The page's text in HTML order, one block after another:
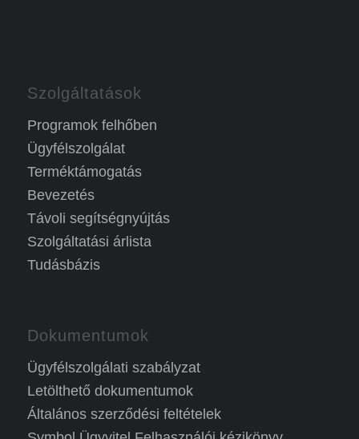
Szolgáltatások
Programok felhőben
Ügyfélszolgálat
Terméktámogatás
Bevezetés
Távoli segítségnyújtás
Szolgáltatási árlista
Tudásbázis
Dokumentumok
Ügyfélszolgálati szabályzat
Letölthető dokumentumok
Általános szerződési feltételek